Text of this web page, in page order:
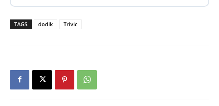
TAGS dodik Trivic